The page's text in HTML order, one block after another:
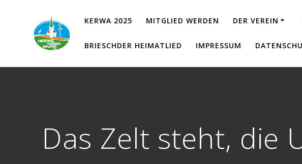
KERWA 2025 MITGLIED WERDEN DER VEREIN
BRIESCHDER HEIMATLIED IMPRESSUM
Das Zelt steht, die